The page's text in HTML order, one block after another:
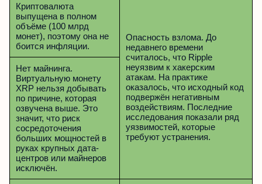
Криптовалюта
выпущена в полном
объёме (100 млрд
монет), поэтому она не
боится инфляции.
Опасность взлома. До
недавнего времени
считалось, что Ripple
неуязвим к хакерским
атакам. На практике
оказалось, что исходный код
подвержён негативным
воздействиям. Последние
исследования показали ряд
уязвимостей, которые
требуют устранения.
Нет майнинга.
Виртуальную монету
XRP нельзя добывать
по причине, которая
озвучена выше. Это
значит, что риск
сосредоточения
больших мощностей в
руках крупных дата-
центров или майнеров
исключён.